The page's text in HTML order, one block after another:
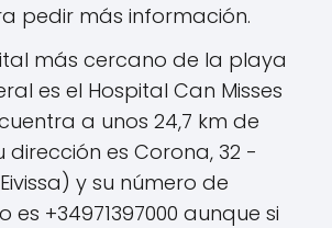
pedir más información.
más cercano de la playa
es el Hospital Can Misses
a unos 24,7 km de
dirección es Corona, 32 -
y su número de
es +34971397000 aunque si